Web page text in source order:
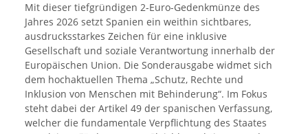
Mit dieser tiefgründigen 2-Euro-Gedenkmünze des
Jahres 2026 setzt Spanien ein weithin sichtbares,
ausdrucksstarkes Zeichen für eine inklusive
Gesellschaft und soziale Verantwortung innerhalb der
Europäischen Union. Die Sonderausgabe widmet sich
dem hochaktuellen Thema „Schutz, Rechte und
Inklusion von Menschen mit Behinderung“. Im Fokus
steht dabei der Artikel 49 der spanischen Verfassung,
welcher die fundamentale Verpflichtung des Staates